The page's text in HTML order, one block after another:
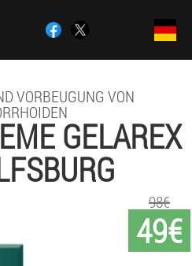
VORBEUGUNG VON
GELAREX
49€
98€